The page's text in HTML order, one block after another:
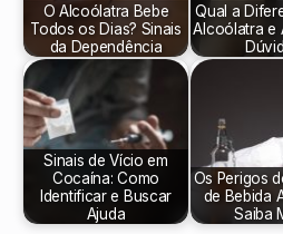
O Alcoólatra Bebe
Todos os Dias? Sinais
da Dependência
Qual a
Alcoólatra e
Sinais de Vício em
Cocaína: Como
Identificar e Buscar
Ajuda
Os Perigos
de Bebida
Saiba